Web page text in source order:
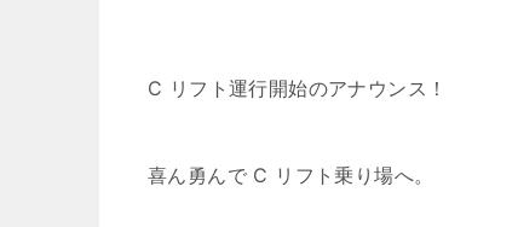
C リフト運行開始のアナウンス！
喜ん勇んで C リフト乗り場へ。